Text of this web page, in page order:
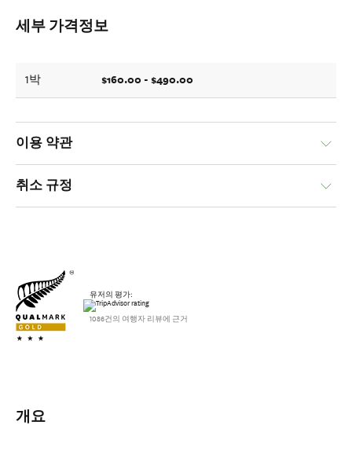
세부 가격정보
1박 $160.00 - $490.00
이용 약관
취소 규정
유저의 평가:
1086건의 여행자 리뷰에 근거
개요